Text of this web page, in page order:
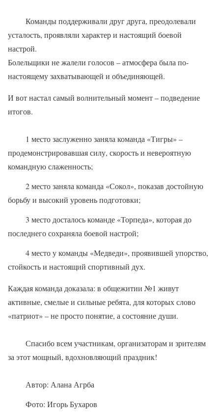
Команды поддерживали друг друга, преодолевали
усталость, проявляли характер и настоящий боевой
настрой.
Болельщики не жалели голосов – атмосфера была по-
настоящему захватывающей и объединяющей.
И вот настал самый волнительный момент – подведение
итогов.
1 место заслуженно заняла команда «Тигры» –
продемонстрировавшая силу, скорость и невероятную
командную слаженность;
2 место заняла команда «Сокол», показав достойную
борьбу и высокий уровень подготовки;
3 место досталось команде «Торпеда», которая до
последнего сохраняла боевой настрой;
4 место у команды «Медведи», проявившей упорство,
стойкость и настоящий спортивный дух.
Каждая команда доказала: в общежитии №1 живут
активные, смелые и сильные ребята, для которых слово
«патриот» – не просто понятие, а состояние души.
Спасибо всем участникам, организаторам и зрителям
за этот мощный, вдохновляющий праздник!
Автор: Алана Агрба
Фото: Игорь Бухаров